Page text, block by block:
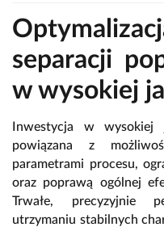
separacji
w wysokiej
Inwestycja w wysokiej
powiązana z
parametrami procesu,
oraz poprawą ogólnej
Trwałe, precyzyjnie
utrzymaniu stabilnych